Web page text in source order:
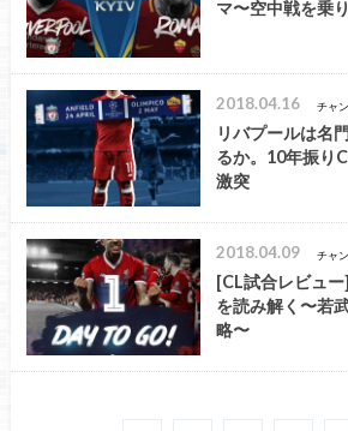
マ〜空中戦を乗
2018.04.16 チャ
リバプールは名
るか。10年振り
激突
2018.04.09 チャ
[CL試合レビュ
を読み解く〜若
略〜